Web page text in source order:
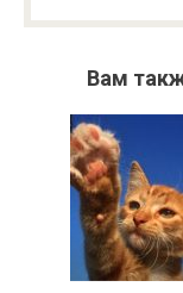
Вам